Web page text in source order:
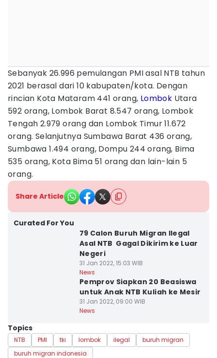
Sebanyak 26.996 pemulangan PMI asal NTB tahun
2021 berasal dari 10 kabupaten/kota. Dengan
rincian Kota Mataram 441 orang, Lombok Utara
592 orang, Lombok Barat 8.547 orang, Lombok
Tengah 2.979 orang dan Lombok Timur 11.672
orang. Selanjutnya Sumbawa Barat 436 orang,
Sumbawa 1.494 orang, Dompu 244 orang, Bima
535 orang, Kota Bima 51 orang dan lain-lain 5
orang.
Share Article
Curated For You
79 Calon Buruh Migran Ilegal
Asal NTB Gagal Dikirim ke Luar
Negeri
31 Jan 2022, 15:03 WIB
News
Pemprov Siapkan 20 Beasiswa
untuk Anak NTB Kuliah ke Mesir
31 Jan 2022, 09:00 WIB
News
Topics
NTB PMI tki lombok ilegal
buruh migran
buruh migran indonesia